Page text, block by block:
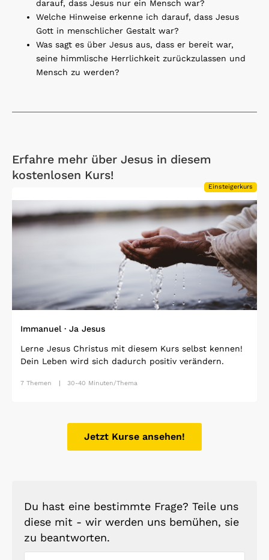
darauf, dass Jesus nur ein Mensch war?
Welche Hinweise erkenne ich darauf, dass Jesus
Gott in menschlicher Gestalt war?
Was sagt es über Jesus aus, dass er bereit war,
seine himmlische Herrlichkeit zurückzulassen und
Mensch zu werden?
Erfahre mehr über Jesus in diesem
kostenlosen Kurs!
Einsteigerkurs
Immanuel · Ja Jesus
Lerne Jesus Christus mit diesem Kurs selbst kennen!
Dein Leben wird sich dadurch positiv verändern.
7 Themen 30-40 Minuten/Thema
Jetzt Kurse ansehen!
Du hast eine bestimmte Frage? Teile uns
diese mit - wir werden uns bemühen, sie
zu beantworten.